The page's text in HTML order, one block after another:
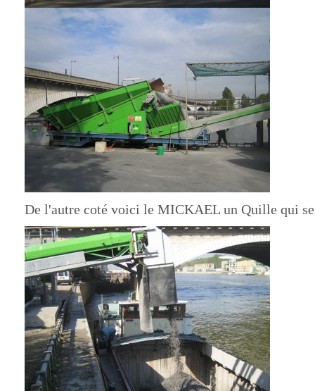
De l'autre coté voici le MICKAEL un Quille qui